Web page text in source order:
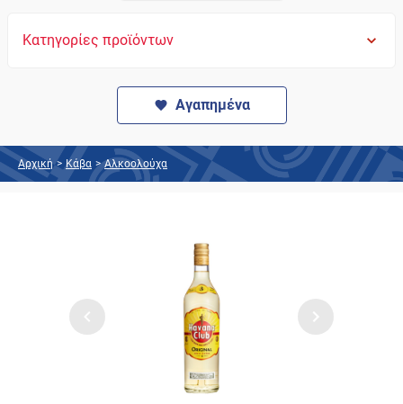
Κατηγορίες προϊόντων
Αγαπημένα
Αρχική > Κάβα > Αλκοολούχα